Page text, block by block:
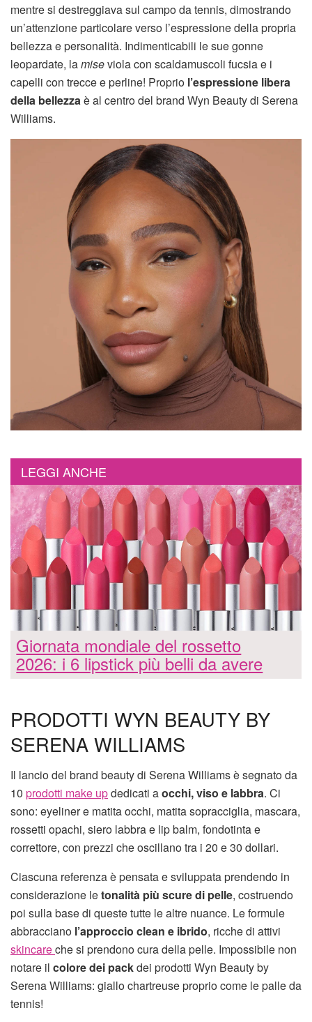
mentre si destreggiava sul campo da tennis, dimostrando
un’attenzione particolare verso l’espressione della propria
bellezza e personalità. Indimenticabili le sue gonne
leopardate, lamiseviola con scaldamuscoli fucsia e i
capelli con trecce e perline! Proprio l’espressione libera
della bellezzaè al centro del brand Wyn Beauty di Serena
Williams.
LEGGI ANCHE
Giornata mondiale del rossetto
2026: i 6 lipstick più belli da avere
PRODOTTI WYN BEAUTY BY
SERENA WILLIAMS
Il lancio del brand beauty di Serena Williams è segnato da
10 prodotti make updedicati aocchi, viso e labbra. Ci
sono: eyeliner e matita occhi, matita sopracciglia, mascara,
rossetti opachi, siero labbra e lip balm, fondotinta e
correttore, con prezzi che oscillano tra i 20 e 30 dollari.
Ciascuna referenza è pensata e sviluppata prendendo in
considerazione letonalità più scure di pelle, costruendo
poi sulla base di queste tutte le altre nuance. Le formule
abbracciano l’approccio clean e ibrido, ricche di attivi
skincareche si prendono cura della pelle. Impossibile non
notare il colore dei packdei prodotti Wyn Beauty by
Serena Williams: giallo chartreuse proprio come le palle da
tennis!